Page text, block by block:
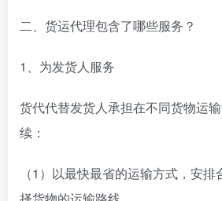
二、货运代理包含了哪些服务？
1、为发货人服务
货代代替发货人承担在不同货物运
续：
（1）以最快最省的运输方式，安